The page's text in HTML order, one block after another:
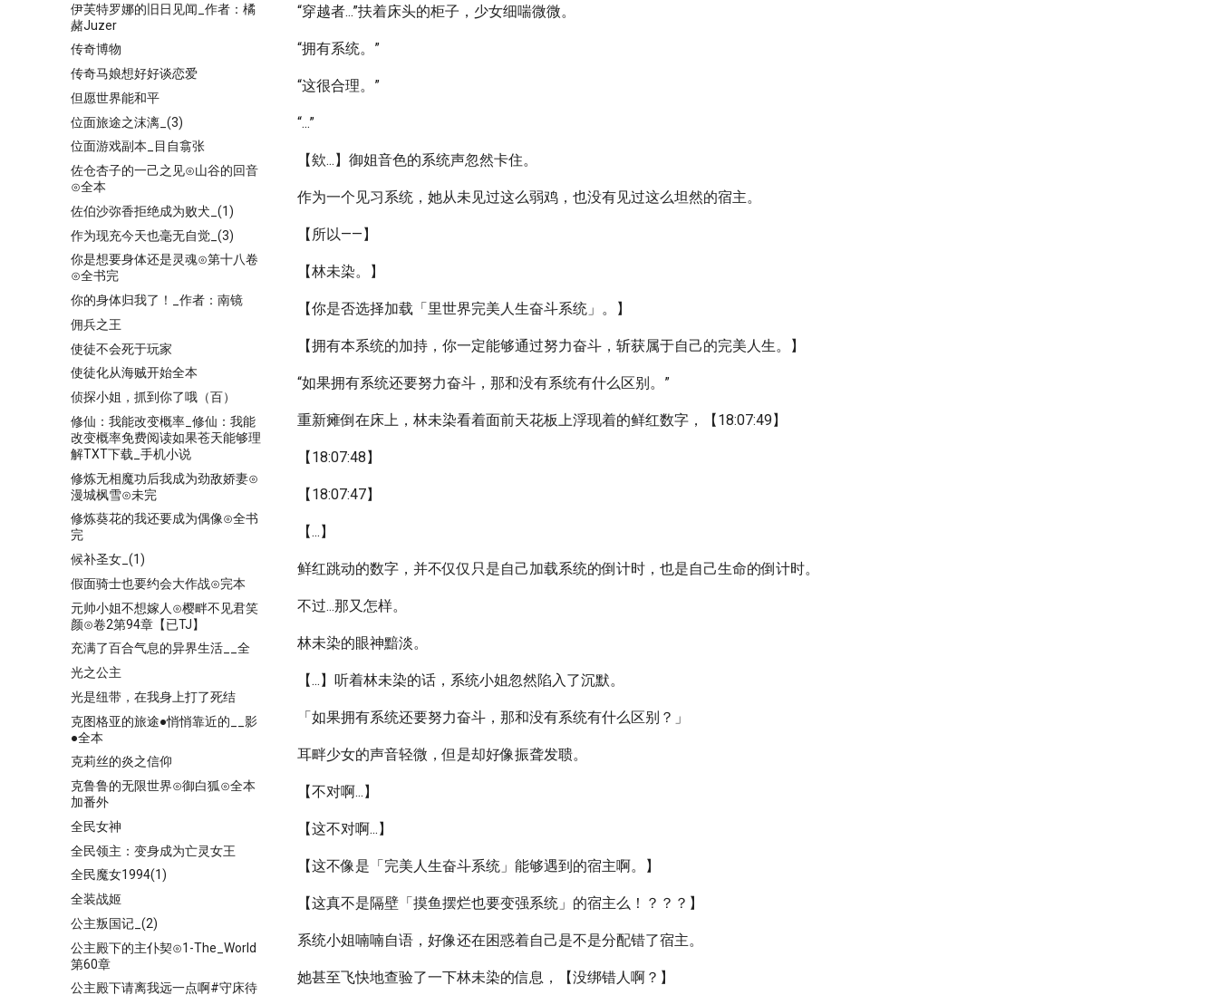
伊芙特罗娜的旧日见闻_作者：橘
赭Juzer
传奇博物
传奇马娘想好好谈恋爱
但愿世界能和平
位面旅途之沫漓_(3)
位面游戏副本_目自翕张
佐仓杏子的一己之见⊙山谷的回音
⊙全本
佐伯沙弥香拒绝成为败犬_(1)
作为现充今天也毫无自觉_(3)
你是想要身体还是灵魂⊙第十八卷
⊙全书完
你的身体归我了！_作者：南镜
佣兵之王
使徒不会死于玩家
使徒化从海贼开始全本
侦探小姐，抓到你了哦（百）
修仙：我能改变概率_修仙：我能
改变概率免费阅读如果苍天能够理
解TXT下载_手机小说
修炼无相魔功后我成为劲敌娇妻⊙
漫城枫雪⊙未完
修炼葵花的我还要成为偶像⊙全书
完
候补圣女_(1)
假面骑士也要约会大作战⊙完本
元帅小姐不想嫁人⊙樱畔不见君笑
颜⊙卷2第94章【已TJ】
充满了百合气息的异界生活__全
光之公主
光是纽带，在我身上打了死结
克图格亚的旅途●悄悄靠近的__影
●全本
克莉丝的炎之信仰
克鲁鲁的无限世界⊙御白狐⊙全本
加番外
全民女神
全民领主：变身成为亡灵女王
全民魔女1994(1)
全装战姬
公主叛国记_(2)
公主殿下的主仆契⊙1-The_World
第60章
公主殿下请离我远一点啊#守床待
“穿越者...”扶着床头的柜子，少女细喘微微。
“拥有系统。”
“这很合理。”
“...”
【欸...】御姐音色的系统声忽然卡住。
作为一个见习系统，她从未见过这么弱鸡，也没有见过这么坦然的宿主。
【所以——】
【林未染。】
【你是否选择加载「里世界完美人生奋斗系统」。】
【拥有本系统的加持，你一定能够通过努力奋斗，斩获属于自己的完美人生。】
“如果拥有系统还要努力奋斗，那和没有系统有什么区别。”
重新瘫倒在床上，林未染看着面前天花板上浮现着的鲜红数字，【18:07:49】
【18:07:48】
【18:07:47】
【...】
鲜红跳动的数字，并不仅仅只是自己加载系统的倒计时，也是自己生命的倒计时。
不过...那又怎样。
林未染的眼神黯淡。
【...】听着林未染的话，系统小姐忽然陷入了沉默。
「如果拥有系统还要努力奋斗，那和没有系统有什么区别？」
耳畔少女的声音轻微，但是却好像振聋发聩。
【不对啊...】
【这不对啊...】
【这不像是「完美人生奋斗系统」能够遇到的宿主啊。】
【这真不是隔壁「摸鱼摆烂也要变强系统」的宿主么！？？？】
系统小姐喃喃自语，好像还在困惑着自己是不是分配错了宿主。
她甚至飞快地查验了一下林未染的信息，【没绑错人啊？】